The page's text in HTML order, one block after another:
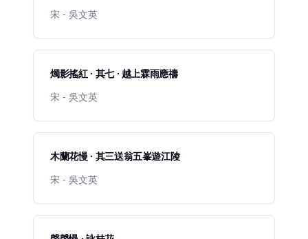
宋 - 吳文英
燭影搖紅 · 其七 · 越上霖雨應禱
宋 - 吳文英
木蘭花慢 · 其三送翁五峯遊江陵
宋 - 吳文英